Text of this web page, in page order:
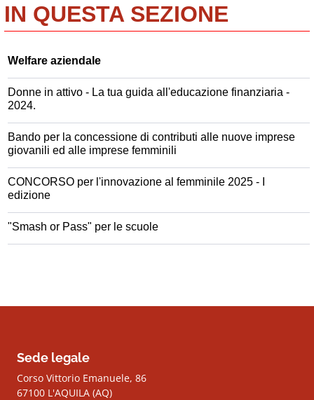
IN QUESTA SEZIONE
Welfare aziendale
Donne in attivo - La tua guida all'educazione finanziaria -
2024.
Bando per la concessione di contributi alle nuove imprese
giovanili ed alle imprese femminili
CONCORSO per l'innovazione al femminile 2025 - I
edizione
"Smash or Pass" per le scuole
Sede legale
Corso Vittorio Emanuele, 86
67100 L'AQUILA (AQ)